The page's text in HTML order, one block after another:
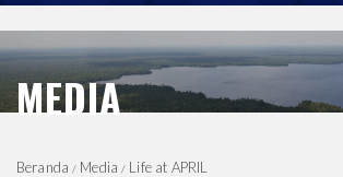
MEDIA
Beranda Media Life at APRIL